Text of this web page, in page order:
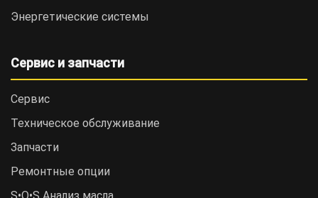
Энергетические системы
Сервис и запчасти
Сервис
Техническое обслуживание
Запчасти
Ремонтные опции